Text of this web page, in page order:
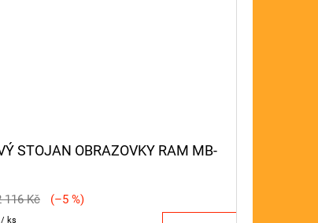
STOJAN OBRAZOVKY RAM MB-
116 Kč (–5 %)
/ ks